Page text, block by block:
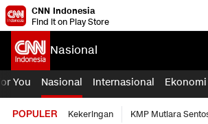
CNN Indonesia
Find it on Play Store
Nasional
You Nasional Internasional Ekonomi
POPULER Kekeringan KMP Mutiara